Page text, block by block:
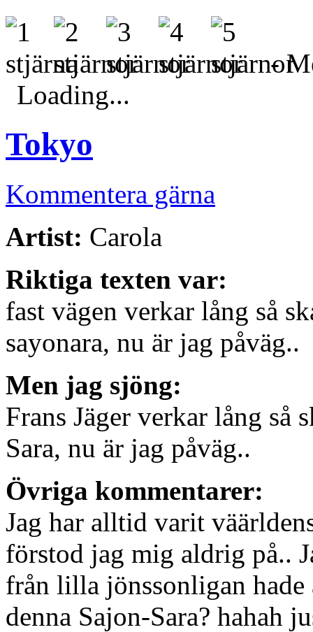
-
Loading...
Tokyo
Kommentera gärna
Artist: Carola
Riktiga texten var:
fast vägen verkar lång så
sayonara, nu är jag påväg..
Men jag sjöng:
Frans Jäger verkar lång så
Sara, nu är jag påväg..
Övriga kommentarer:
Jag har alltid varit
förstod jag mig aldrig på..
från lilla jönssonligan hade
denna Sajon-Sara? hahah